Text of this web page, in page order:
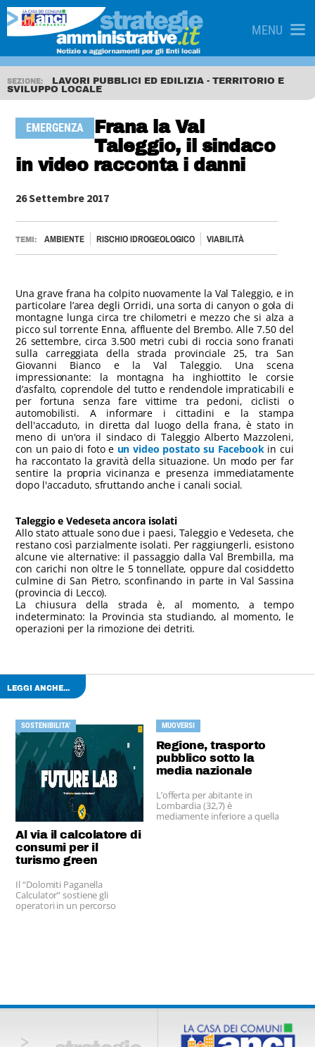
MENU
SEZIONE:
LAVORI PUBBLICI ED EDILIZIA - TERRITORIO E
SVILUPPO LOCALE
EMERGENZA
Frana la Val
Taleggio, il sindaco
in video racconta i danni
26 Settembre 2017
TEMI: AMBIENTE RISCHIO IDROGEOLOGICO VIABILITÀ
Una grave frana ha colpito nuovamente la Val Taleggio, e in
particolare l’area degli Orridi, una sorta di canyon o gola di
montagne lunga circa tre chilometri e mezzo che si alza a
picco sul torrente Enna, affluente del Brembo. Alle 7.50 del
26 settembre, circa 3.500 metri cubi di roccia sono franati
sulla carreggiata della strada provinciale 25, tra San
Giovanni Bianco e la Val Taleggio. Una scena
impressionante: la montagna ha inghiottito le corsie
d’asfalto, coprendole del tutto e rendendole impraticabili e
per fortuna senza fare vittime tra pedoni, ciclisti o
automobilisti. A informare i cittadini e la stampa
dell'accaduto, in diretta dal luogo della frana, è stato in
meno di un'ora il sindaco di Taleggio Alberto Mazzoleni,
con un paio di foto e un video postato su Facebookin cui
ha raccontato la gravità della situazione. Un modo per far
sentire la propria vicinanza e presenza immediatamente
dopo l'accaduto, sfruttando anche i canali social.
Taleggio e Vedeseta ancora isolati
Allo stato attuale sono due i paesi, Taleggio e Vedeseta, che
restano così parzialmente isolati. Per raggiungerli, esistono
alcune vie alternative: il passaggio dalla Val Brembilla, ma
con carichi non oltre le 5 tonnellate, oppure dal cosiddetto
culmine di San Pietro, sconfinando in parte in Val Sassina
(provincia di Lecco).
La chiusura della strada è, al momento, a tempo
indeterminato: la Provincia sta studiando, al momento, le
operazioni per la rimozione dei detriti.
LEGGI ANCHE...
SOSTENIBILITA'
Al via il calcolatore di
consumi per il
turismo green
Il “Dolomiti Paganella
Calculator” sostiene gli
operatori in un percorso
MUOVERSI
Regione, trasporto
pubblico sotto la
media nazionale
L’offerta per abitante in
Lombardia (32,7) è
mediamente inferiore a quella